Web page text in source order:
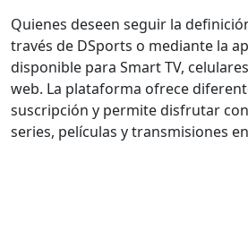
Quienes deseen seguir la
través de DSports o mediante la
disponible para Smart TV,
web. La plataforma ofrece
suscripción y permite disfrutar
series, películas y transmisiones